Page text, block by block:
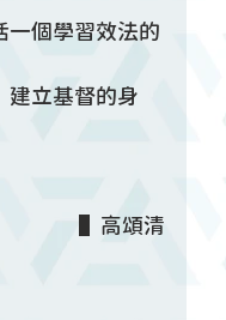
一個學習效法的
建立基督的身
▌高頌清